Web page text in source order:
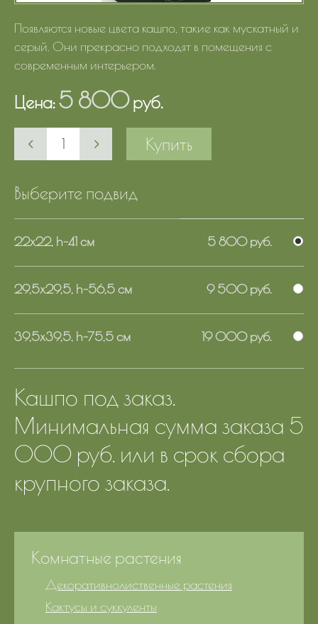
Появляются новые цвета кашпо, такие как мускатный и
серый. Они прекрасно подходят в помещения с
современным интерьером.
Цена:5 800руб.
Купить
Выберите подвид
22х22, h-41 см 5 800 руб.
29,5х29,5, h-56,5 см 9 500 руб.
39,5х39,5, h-75,5 см 19 000 руб.
Кашпо под заказ.
Минимальная сумма заказа 5
000 руб. или в срок сбора
крупного заказа.
Комнатные растения
Декоративнолиственные растения
Кактусы и суккуленты